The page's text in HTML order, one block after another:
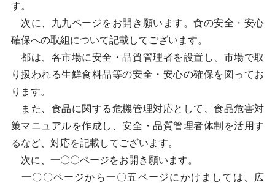
す。
次に、九九ページをお開き願います。食の安全・安心
確保への取組について記載してございます。
都は、各市場に安全・品質管理者を設置し、市場で取
り扱われる生鮮食料品等の安全・安心の確保を図ってお
ります。
また、食品に関する危機管理対応として、食品危害対
策マニュアルを作成し、安全・品質管理者体制を活用す
るなど、対応を記載してございます。
次に、一〇〇ページをお開き願います。
一〇〇ページから一〇五ページにかけましては、広